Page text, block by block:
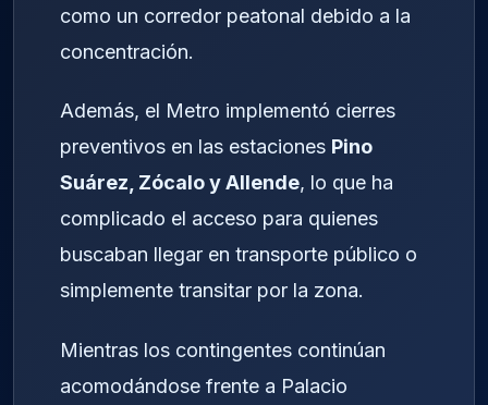
como un corredor peatonal debido a la
concentración.
Además, el Metro implementó cierres
preventivos en las estaciones Pino
Suárez, Zócalo y Allende, lo que ha
complicado el acceso para quienes
buscaban llegar en transporte público o
simplemente transitar por la zona.
Mientras los contingentes continúan
acomodándose frente a Palacio